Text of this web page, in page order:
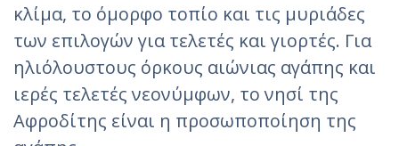
κλίμα, το όμορφο τοπίο και τις μυριάδες
των επιλογών για τελετές και γιορτές. Για
ηλιόλουστους όρκους αιώνιας αγάπης και
ιερές τελετές νεονύμφων, το νησί της
Αφροδίτης είναι η προσωποποίηση της